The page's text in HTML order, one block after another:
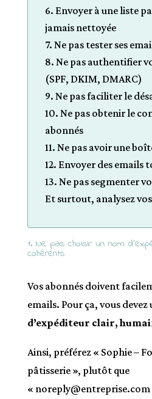
6. Envoyer à une liste
jamais nettoyée
7. Ne pas tester ses
8. Ne pas authentifier
(SPF, DKIM, DMARC)
9. Ne pas faciliter le
10. Ne pas obtenir le
abonnés
11. Ne pas avoir une
12. Envoyer des emails
13. Ne pas segmenter
Et surtout, analysez
1. Ne pas choisir un nom
cohérents
Vos abonnés doivent
emails. Pour ça, vous
d’expéditeur clair,
Ainsi, préférez « Sophie –
pâtisserie », plutôt que
« noreply@entreprise.com